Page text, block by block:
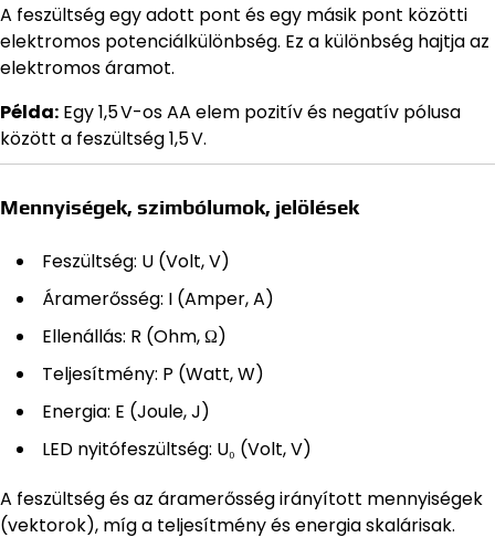
A feszültség egy adott pont és egy másik pont közötti
elektromos potenciálkülönbség. Ez a különbség hajtja az
elektromos áramot.
Példa: Egy 1,5 V-os AA elem pozitív és negatív pólusa
között a feszültség 1,5 V.
Mennyiségek, szimbólumok, jelölések
Feszültség: U (Volt, V)
Áramerősség: I (Amper, A)
Ellenállás: R (Ohm, Ω)
Teljesítmény: P (Watt, W)
Energia: E (Joule, J)
LED nyitófeszültség: U₀ (Volt, V)
A feszültség és az áramerősség irányított mennyiségek
(vektorok), míg a teljesítmény és energia skalárisak.